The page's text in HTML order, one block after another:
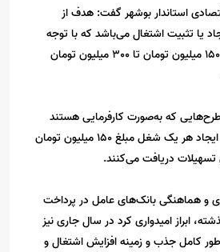
استاندار بوشهر گفت: هدف از
یا تثبیت اشتغال می‌باشد که با توجه
رسته‌های شغلی از مبلغ 150 میلیون تومان تا 300 میلیون تومان
که به‌صورت کارفرمایی هستند
افراد واجد شرایط در ازای ایجاد هر یک شغل مبلغ 150 میلیون تومان
و هماهنگی بانک‌های عامل در پرداخت
ابراز امیدواری کرد در سال جاری نیز
طور کامل جذب و زمینه افزایش اشتغال و